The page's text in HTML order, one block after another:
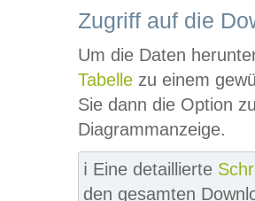
Zugriff auf die
Um die Daten
Tabelle zu einem
Sie dann die Option
Diagrammanzeige.
ℹ️ Eine detaillierte
den gesamten